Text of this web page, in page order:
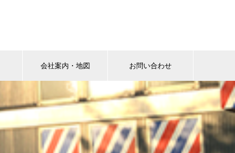
会社案内・地図 お問い合わせ